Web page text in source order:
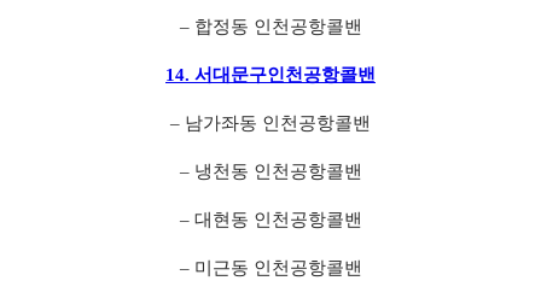
– 합정동 인천공항콜밴
14. 서대문구인천공항콜밴
– 남가좌동 인천공항콜밴
– 냉천동 인천공항콜밴
– 대현동 인천공항콜밴
– 미근동 인천공항콜밴